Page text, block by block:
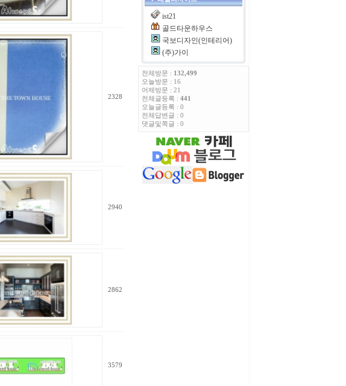
2328
2940
2862
3579
ist21
골드타운하우스
국보디자인(인테리어)
(주)가이
전체방문 : 132,499
오늘방문 : 16
어제방문 : 21
전체글등록 : 441
오늘글등록 : 0
전체답변글 : 0
댓글및쪽글 : 0